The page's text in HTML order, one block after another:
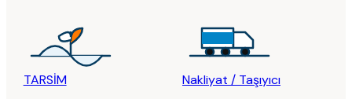
TARSİM Nakliyat / Taşıyıcı